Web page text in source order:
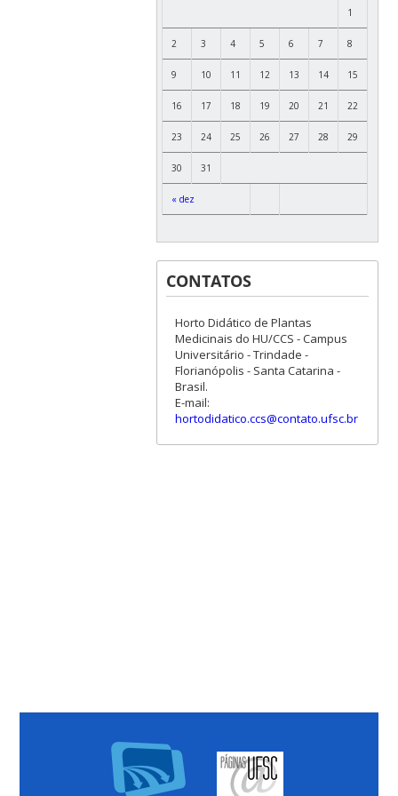
« dez
1
2 3 4 5 6 7 8
9 10 11 12 13 14 15
16 17 18 19 20 21 22
23 24 25 26 27 28 29
30 31
CONTATOS
Horto Didático de Plantas
Medicinais do HU/CCS - Campus
Universitário - Trindade -
Florianópolis - Santa Catarina -
Brasil.
E-mail:
hortodidatico.ccs@contato.ufsc.br